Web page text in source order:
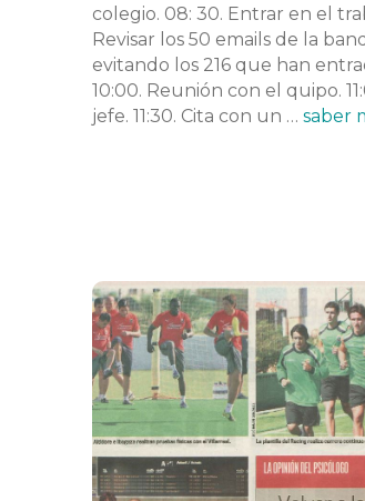
colegio. 08: 30. Entrar en el
Revisar los 50 emails de la
evitando los 216 que han
10:00. Reunión con el quipo.
jefe. 11:30. Cita con un … saber